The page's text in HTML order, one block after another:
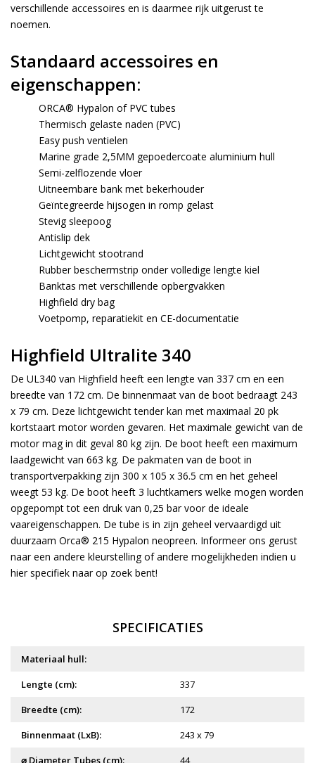
verschillende accessoires en is daarmee rijk uitgerust te
noemen.
Standaard accessoires en
eigenschappen:
ORCA® Hypalon of PVC tubes
Thermisch gelaste naden (PVC)
Easy push ventielen
Marine grade 2,5MM gepoedercoate aluminium hull
Semi-zelflozende vloer
Uitneembare bank met bekerhouder
Geïntegreerde hijsogen in romp gelast
Stevig sleepoog
Antislip dek
Lichtgewicht stootrand
Rubber beschermstrip onder volledige lengte kiel
Banktas met verschillende opbergvakken
Highfield dry bag
Voetpomp, reparatiekit en CE-documentatie
Highfield Ultralite 340
De UL340 van Highfield heeft een lengte van 337 cm en een
breedte van 172 cm. De binnenmaat van de boot bedraagt 243
x 79 cm. Deze lichtgewicht tender kan met maximaal 20 pk
kortstaart motor worden gevaren. Het maximale gewicht van de
motor mag in dit geval 80 kg zijn. De boot heeft een maximum
laadgewicht van 663 kg. De pakmaten van de boot in
transportverpakking zijn 300 x 105 x 36.5 cm en het geheel
weegt 53 kg. De boot heeft 3 luchtkamers welke mogen worden
opgepompt tot een druk van 0,25 bar voor de ideale
vaareigenschappen. De tube is in zijn geheel vervaardigd uit
duurzaam Orca® 215 Hypalon neopreen. Informeer ons gerust
naar een andere kleurstelling of andere mogelijkheden indien u
hier specifiek naar op zoek bent!
SPECIFICATIES
Materiaal hull:
Lengte (cm):
337
Breedte (cm):
172
Binnenmaat (LxB):
243 x 79